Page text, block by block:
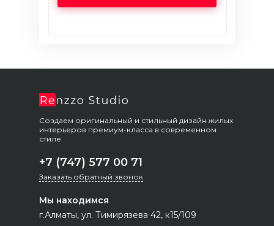
Создаем оригинальный и стильный дизайн жилых
интерьеров премиум-класса в современном
стиле
+7 (747) 577 00 71
Заказать обратный звонок
Мы находимся
г.Алматы, ул. Тимирязева 42, к15/109